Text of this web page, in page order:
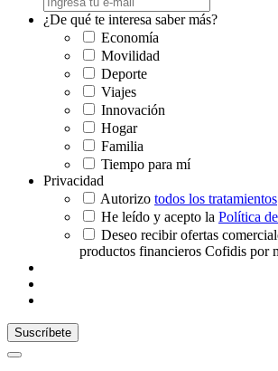
¿De qué te interesa saber más?
Economía
Movilidad
Deporte
Viajes
Innovación
Hogar
Familia
Tiempo para mí
Privacidad
Autorizo todos los tratamientos
He leído y acepto la Política
Deseo recibir ofertas
productos financieros Cofidis por